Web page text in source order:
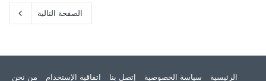
الصفحة التالية
الرئيسية سياسة الخصوصية إتصل بنا اتفاقية الإستخدام من نحن